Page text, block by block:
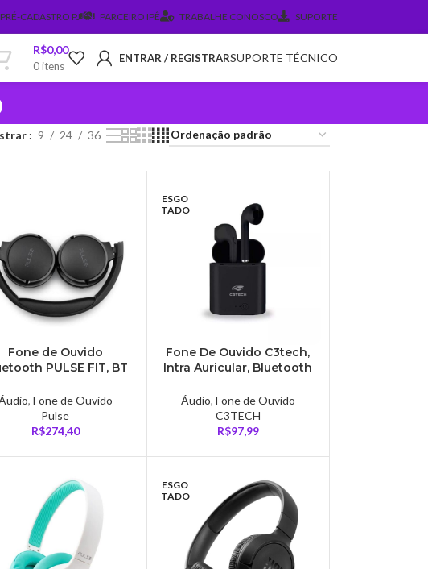
PRÉ-CADASTRO PJ PARCEIRO IPÊ TRABALHE CONOSCO SUPORTE
0itens
R$0,00
ENTRAR / REGISTRARSUPORTE TÉCNICO
9 24 36
Fone de Ouvido
PULSE FIT, BT
30 horas – PH346
, Fone de Ouvido
Pulse
R$274,40
ESGO
TADO
Fone De Ouvido C3tech,
Intra Auricular, Bluetooth
EPTWS20BK
Áudio, Fone de Ouvido
C3TECH
R$97,99
ESGO
TADO